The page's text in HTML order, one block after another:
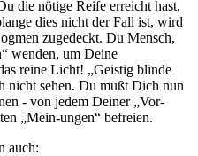
die nötige Reife erreicht hast,
dies nicht der Fall ist, wird
zugedeckt. Du Mensch,
wenden, um Deine
reine Licht! „Geistig blinde
nicht sehen. Du mußt Dich nun
- von jedem Deiner „Vor-
„Mein-ungen“ befreien.
auch: